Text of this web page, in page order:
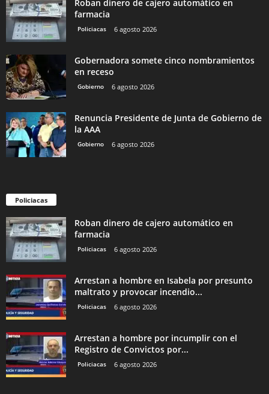
Roban dinero de cajero automático en
farmacia
Policiacas 6 agosto 2026
Gobernadora somete cinco nombramientos
en receso
Gobierno 6 agosto 2026
Renuncia Presidente de Junta de Gobierno de
la AAA
Gobierno 6 agosto 2026
Policiacas
Roban dinero de cajero automático en
farmacia
Policiacas 6 agosto 2026
Arrestan a hombre en Isabela por presunto
maltrato y provocar incendio...
Policiacas 6 agosto 2026
Arrestan a hombre por incumplir con el
Registro de Convictos por...
Policiacas 6 agosto 2026